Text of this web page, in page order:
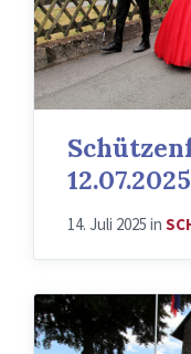
12.07.2025
14. Juli 2025 in